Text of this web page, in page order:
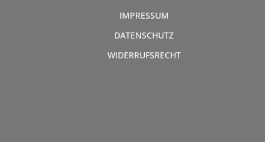
IMPRESSUM
DATENSCHUTZ
WIDERRUFSRECHT